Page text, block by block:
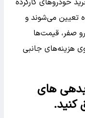
خودروهای کارکرده
تعیین می‌شوند و
صفر، قیمت‌ها
هزینه‌های جانبی
بدهی های
کنید.